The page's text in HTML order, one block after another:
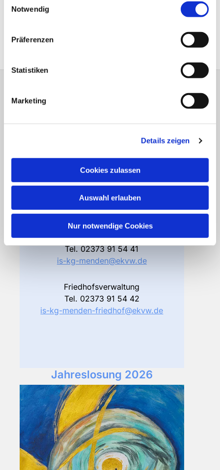
Notwendig
Präferenzen
Statistiken
Marketing
Details zeigen
Cookies zulassen
Auswahl erlauben
Nur notwendige Cookies
Friedhofsverwaltung
58706 Menden
Öffnungszeiten
Di – Fr 10.00 – 12.30 Uhr
Do 15.00 – 17.00 Uhr
und nach Vereinbarung
Gemeindebüro
Tel.02373 91 54 41
is-kg-menden@ekvw.de
Friedhofsverwaltung
Tel. 02373 91 54 42
is-kg-menden-friedhof@ekvw.de
Jahreslosung 2026